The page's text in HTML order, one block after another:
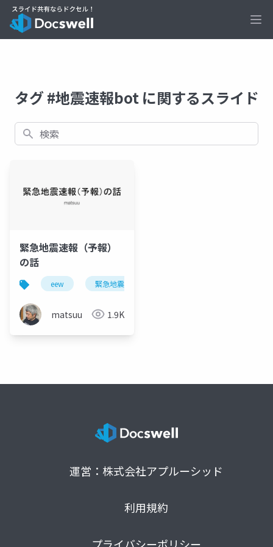
タグ #地震速報bot に関するスライド
検索
緊急地震速報（予報）
の話
eew 緊急地震速報
matsuu 1.9K
運営：株式会社アプルーシッド
利用規約
プライバシーポリシー